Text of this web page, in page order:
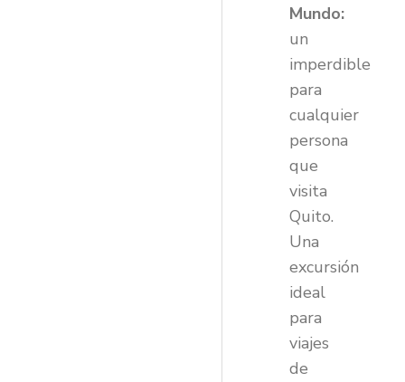
Mundo:
un
imperdible
para
cualquier
persona
que
visita
Quito.
Una
excursión
ideal
para
viajes
de